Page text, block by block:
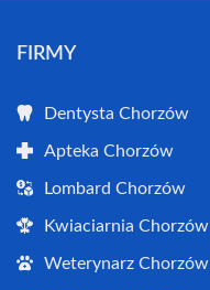
FIRMY
Dentysta Chorzów
Apteka Chorzów
Lombard Chorzów
Kwiaciarnia Chorzów
Weterynarz Chorzów